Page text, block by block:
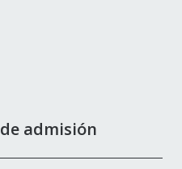
admisión